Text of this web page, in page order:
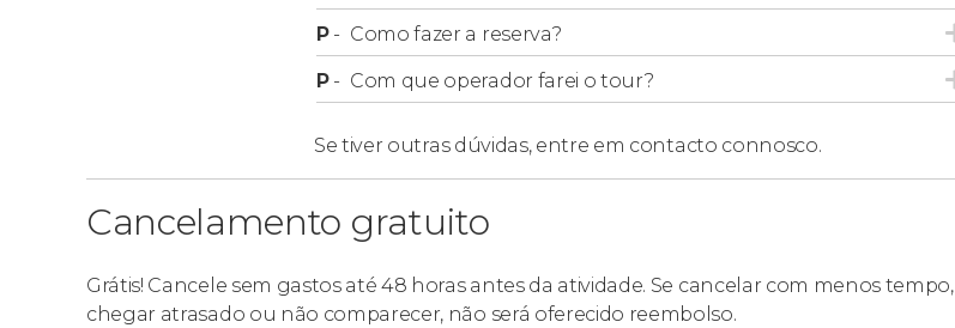
P- Como fazer a reserva?
P- Com que operador farei o tour?
Se tiver outras dúvidas, entre em contacto connosco.
Cancelamento gratuito
Grátis! Cancele sem gastos até 48 horas antes da atividade. Se cancelar com menos tempo,
chegar atrasado ou não comparecer, não será oferecido reembolso.